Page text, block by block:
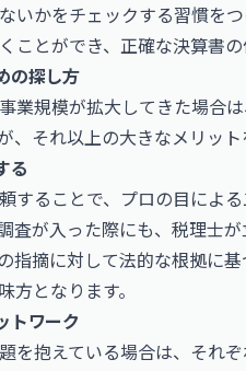
いかをチェックする習慣を
とができ、正確な決算書の
の探し方
業規模が拡大してきた場合
それ以上の大きなメリット
る
することで、プロの目によ
査が入った際にも、税理士
指摘に対して法的な根拠に
方となります。
トワーク
を抱えている場合は、それ